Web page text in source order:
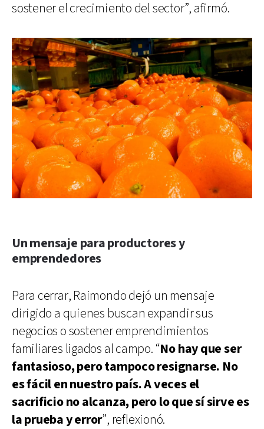
sostener el crecimiento del sector”, afirmó.
Un mensaje para productores y
emprendedores
Para cerrar, Raimondo dejó un mensaje
dirigido a quienes buscan expandir sus
negocios o sostener emprendimientos
familiares ligados al campo. “No hay que ser
fantasioso, pero tampoco resignarse. No
es fácil en nuestro país. A veces el
sacrificio no alcanza, pero lo que sí sirve es
la prueba y error”, reflexionó.